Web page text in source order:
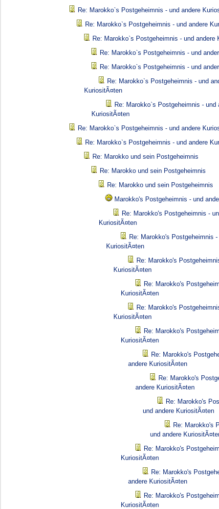
Re: Marokko`s Postgeheimnis - und andere
Re: Marokko`s Postgeheimnis - und andere
Re: Marokko`s Postgeheimnis - und andere
Re: Marokko`s Postgeheimnis - und
Re: Marokko`s Postgeheimnis - und
Re: Marokko`s Postgeheimnis - und
KuriositÃ¤ten
Re: Marokko`s Postgeheimnis - und
KuriositÃ¤ten
Re: Marokko`s Postgeheimnis - und andere
Re: Marokko`s Postgeheimnis - und andere
Re: Marokko und sein Postgeheimnis
Re: Marokko und sein Postgeheimnis
Re: Marokko und sein Postgeheimnis
Marokko's Postgeheimnis - und
Re: Marokko's Postgeheimnis -
KuriositÃ¤ten
Re: Marokko's Postgeheimnis -
KuriositÃ¤ten
Re: Marokko's
KuriositÃ¤ten
Re: Marokko's
KuriositÃ¤ten
Re: Marokko's
KuriositÃ¤ten
Re: Marokko's
KuriositÃ¤ten
Re: Marokko's
andere KuriositÃ¤ten
Re: Marokko's
andere KuriositÃ¤ten
Re: Marokko's
und andere KuriositÃ¤ten
Re: Marokko's
und andere
Re: Marokko's
KuriositÃ¤ten
Re: Marokko's
andere KuriositÃ¤ten
Re: Marokko's
KuriositÃ¤ten